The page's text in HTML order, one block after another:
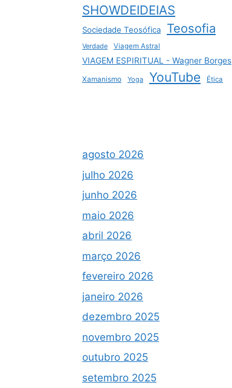
SHOWDEIDEIAS
Sociedade Teosófica Teosofia
Verdade Viagem Astral
VIAGEM ESPIRITUAL - Wagner Borges
Xamanismo Yoga YouTube Ética
agosto 2026
julho 2026
junho 2026
maio 2026
abril 2026
março 2026
fevereiro 2026
janeiro 2026
dezembro 2025
novembro 2025
outubro 2025
setembro 2025